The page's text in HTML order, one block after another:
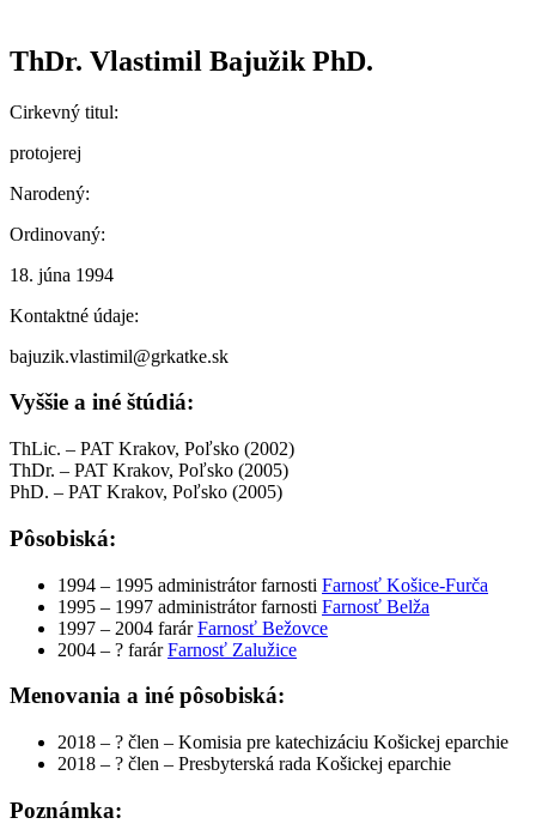
ThDr. Vlastimil Bajužik PhD.
Cirkevný titul:
protojerej
Narodený:
Ordinovaný:
18. júna 1994
Kontaktné údaje:
bajuzik.vlastimil@grkatke.sk
Vyššie a iné štúdiá:
ThLic. – PAT Krakov, Poľsko (2002)
ThDr. – PAT Krakov, Poľsko (2005)
PhD. – PAT Krakov, Poľsko (2005)
Pôsobiská:
1994 – 1995 administrátor farnosti Farnosť Košice-Furča
1995 – 1997 administrátor farnosti Farnosť Belža
1997 – 2004 farárFarnosť Bežovce
2004 – ? farárFarnosť Zalužice
Menovania a iné pôsobiská:
2018 – ? člen – Komisia pre katechizáciu Košickej eparchie
2018 – ? člen – Presbyterská rada Košickej eparchie
Poznámka: